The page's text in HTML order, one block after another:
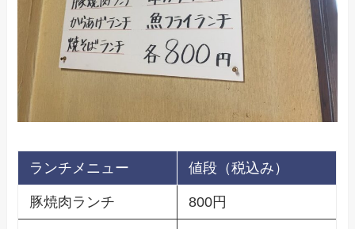
ランチメニュー 値段（税込み）
豚焼肉ランチ 800円